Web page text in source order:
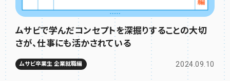
ムサビで学んだコンセプトを深掘りすることの大切
さが、仕事にも活かされている
ムサビ卒業生 企業就職編 2024.09.10